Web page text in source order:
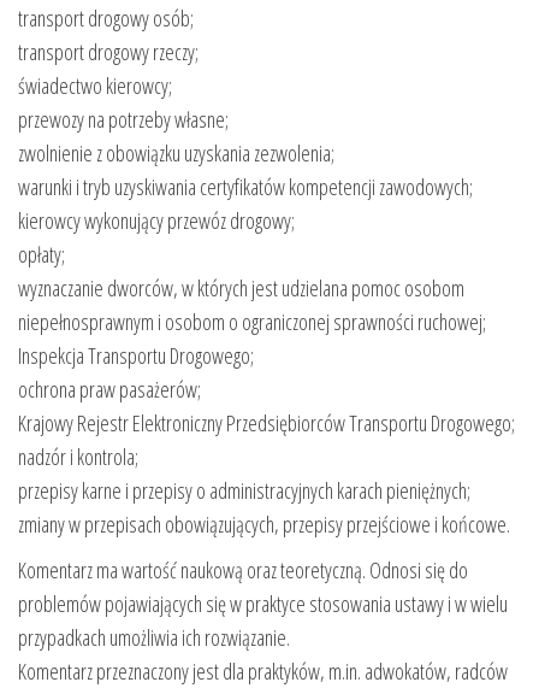
transport drogowy osób;
transport drogowy rzeczy;
świadectwo kierowcy;
przewozy na potrzeby własne;
zwolnienie z obowiązku uzyskania zezwolenia;
warunki i tryb uzyskiwania certyfikatów kompetencji zawodowych;
kierowcy wykonujący przewóz drogowy;
opłaty;
wyznaczanie dworców, w których jest udzielana pomoc osobom
niepełnosprawnym i osobom o ograniczonej sprawności ruchowej;
Inspekcja Transportu Drogowego;
ochrona praw pasażerów;
Krajowy Rejestr Elektroniczny Przedsiębiorców Transportu Drogowego;
nadzór i kontrola;
przepisy karne i przepisy o administracyjnych karach pieniężnych;
zmiany w przepisach obowiązujących, przepisy przejściowe i końcowe.
Komentarz ma wartość naukową oraz teoretyczną. Odnosi się do
problemów pojawiających się w praktyce stosowania ustawy i w wielu
przypadkach umożliwia ich rozwiązanie.
Komentarz przeznaczony jest dla praktyków, m.in. adwokatów, radców